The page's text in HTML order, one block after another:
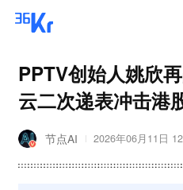
PPTV创始人姚欣
云二次递表冲击港
节点AI 2026年06月11日